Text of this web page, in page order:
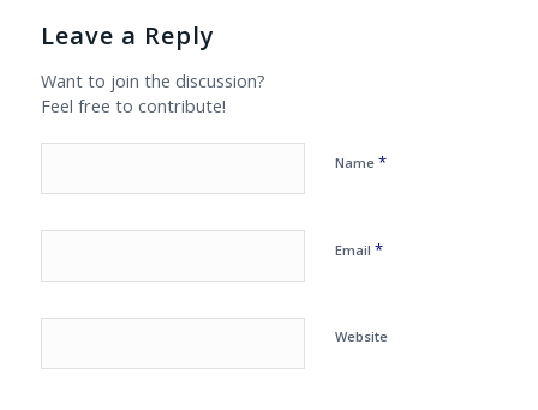
Leave a Reply
Want to join the discussion?
Feel free to contribute!
Name *
Email *
Website